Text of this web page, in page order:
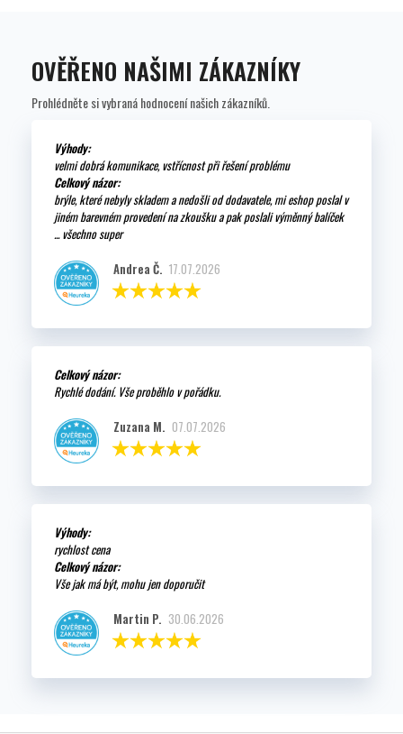
OVĚŘENO NAŠIMI ZÁKAZNÍKY
Prohlédněte si vybraná hodnocení našich zákazníků.
Výhody:
velmi dobrá komunikace, vstřícnost při řešení problému
Celkový názor:
brýle, které nebyly skladem a nedošli od dodavatele, mi eshop poslal v
jiném barevném provedení na zkoušku a pak poslali výměnný balíček
... všechno super
Andrea Č. 17.07.2026
Celkový názor:
Rychlé dodání. Vše proběhlo v pořádku.
Zuzana M. 07.07.2026
Výhody:
rychlost cena
Celkový názor:
Vše jak má být, mohu jen doporučit
Martin P. 30.06.2026